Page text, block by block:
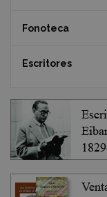
Fonoteca
Escritores